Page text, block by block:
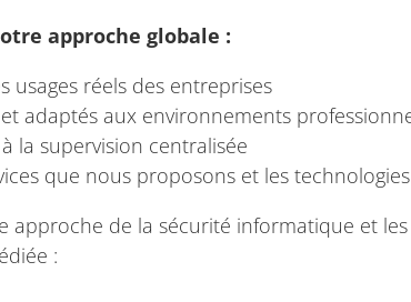
approche globale :
réels des entreprises
adaptés aux environnements
la supervision centralisée
que nous proposons et les
approche de la sécurité informatique et
: